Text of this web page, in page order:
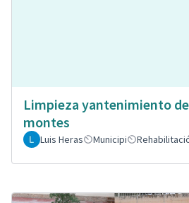
Limpieza yantenimiento de
montes
Luis Heras Municipi